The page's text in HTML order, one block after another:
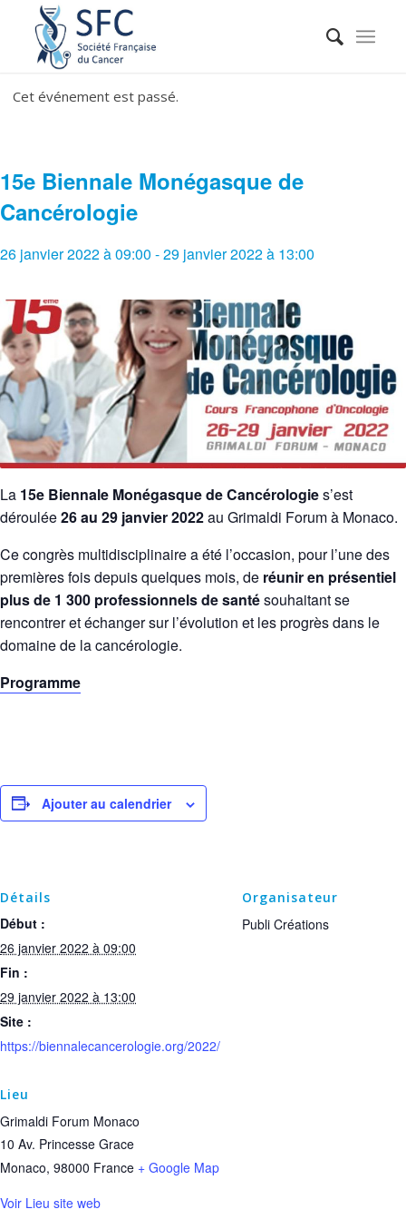
Cet événement est passé.
15e Biennale Monégasque de
Cancérologie
26 janvier 2022 à 09:00 -29 janvier 2022 à 13:00
La 15e Biennale Monégasque de Cancérologies’est
déroulée26 au 29 janvier 2022au Grimaldi Forum à Monaco.
Ce congrès multidisciplinaire a été l’occasion, pour l’une des
premières fois depuis quelques mois, de réunir en présentiel
plus de 1 300 professionnels de santésouhaitant se
rencontrer et échanger sur l’évolution et les progrès dans le
domaine de la cancérologie.
Programme
Ajouter au calendrier
Détails
Début :
26 janvier 2022 à 09:00
Fin :
29 janvier 2022 à 13:00
Site :
https://biennalecancerologie.org/2022/
Lieu
Grimaldi Forum Monaco
10 Av. Princesse Grace
Monaco, 98000 France + Google Map
Voir Lieu site web
Organisateur
Publi Créations